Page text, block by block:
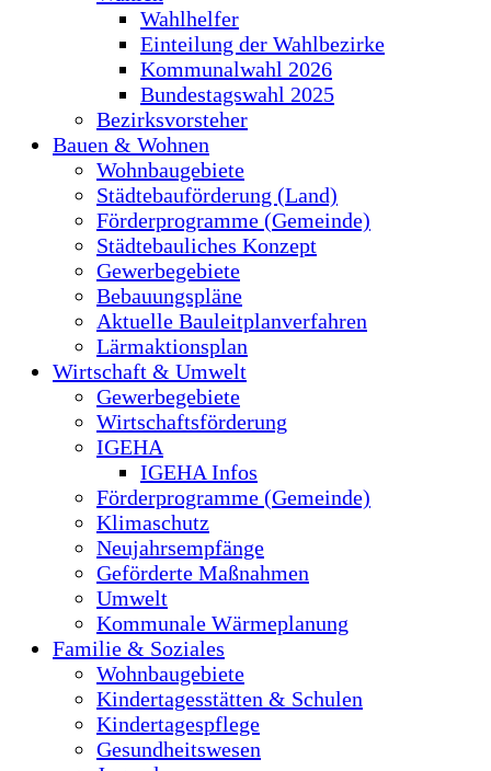
Wahlhelfer
Einteilung der Wahlbezirke
Kommunalwahl 2026
Bundestagswahl 2025
Bezirksvorsteher
Bauen & Wohnen
Wohnbaugebiete
Städtebauförderung (Land)
Förderprogramme (Gemeinde)
Städtebauliches Konzept
Gewerbegebiete
Bebauungspläne
Aktuelle Bauleitplanverfahren
Lärmaktionsplan
Wirtschaft & Umwelt
Gewerbegebiete
Wirtschaftsförderung
IGEHA
IGEHA Infos
Förderprogramme (Gemeinde)
Klimaschutz
Neujahrsempfänge
Geförderte Maßnahmen
Umwelt
Kommunale Wärmeplanung
Familie & Soziales
Wohnbaugebiete
Kindertagesstätten & Schulen
Kindertagespflege
Gesundheitswesen